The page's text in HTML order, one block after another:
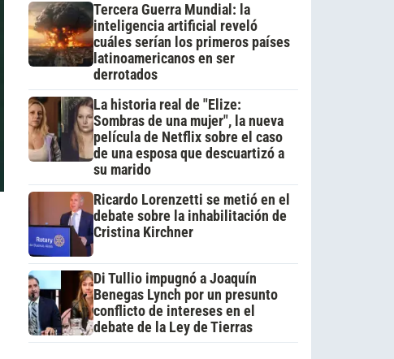
Tercera Guerra Mundial: la
inteligencia artificial reveló
cuáles serían los primeros países
latinoamericanos en ser
derrotados
La historia real de "Elize:
Sombras de una mujer", la nueva
película de Netflix sobre el caso
de una esposa que descuartizó a
su marido
Ricardo Lorenzetti se metió en el
debate sobre la inhabilitación de
Cristina Kirchner
Di Tullio impugnó a Joaquín
Benegas Lynch por un presunto
conflicto de intereses en el
debate de la Ley de Tierras